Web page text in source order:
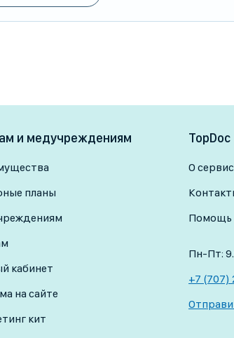
и медучреждениям
планы
кабинет
на сайте
кит
TopDoc
О
Помощь
Пн-Пт:
+7 (707)